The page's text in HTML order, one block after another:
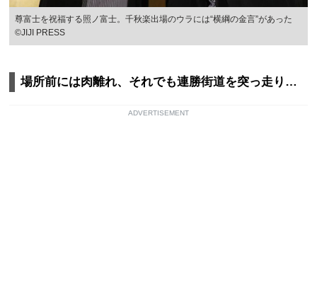
尊富士を祝福する照ノ富士。千秋楽出場のウラには“横綱の金言”があった
©JIJI PRESS
場所前には肉離れ、それでも連勝街道を突っ走り…
ADVERTISEMENT